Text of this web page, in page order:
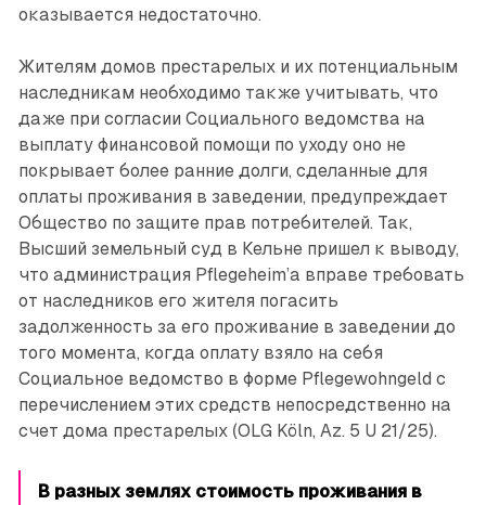
оказывается недостаточно.
Жителям домов престарелых и их потенциальным
наследникам необходимо также учитывать, что
даже при согласии Социального ведомства на
выплату финансовой помощи по уходу оно не
покрывает более ранние долги, сделанные для
оплаты проживания в заведении, предупреждает
Общество по защите прав потребителей. Так,
Высший земельный суд в Кельне пришел к выводу,
что администрация Pflegeheim’а вправе требовать
от наследников его жителя погасить
задолженность за его проживание в заведении до
того момента, когда оплату взяло на себя
Социальное ведомство в форме Pflegewohngeld с
перечислением этих средств непосредственно на
счет дома престарелых (OLG Köln, Az. 5 U 21/25).
В разных землях стоимость проживания в